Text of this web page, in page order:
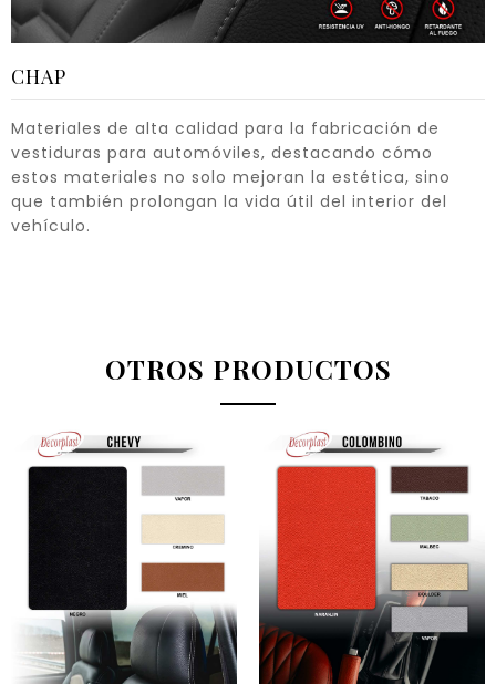
CHAP
Materiales de alta calidad para la fabricación de
vestiduras para automóviles, destacando cómo
estos materiales no solo mejoran la estética, sino
que también prolongan la vida útil del interior del
vehículo.
OTROS PRODUCTOS